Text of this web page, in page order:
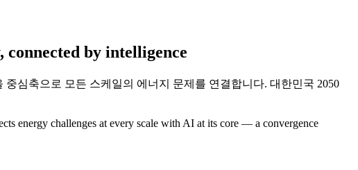
, connected by intelligence
심축으로 모든 스케일의 에너지 문제를 연결합니다. 대한민국 2050
energy challenges at every scale with AI at its core — a convergence